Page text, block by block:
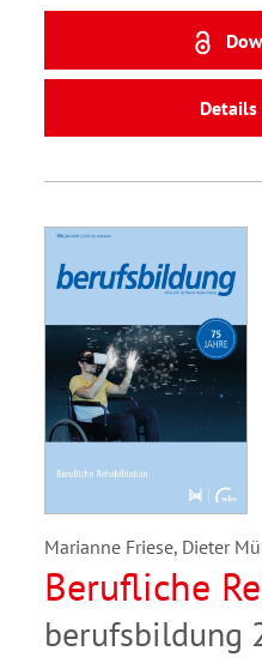
Details
Marianne Friese, Dieter
Berufliche
berufsbildung